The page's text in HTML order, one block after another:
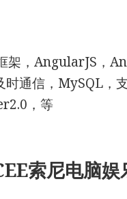
架，AngularJS，
通信，MySQL，
，等
索尼电脑